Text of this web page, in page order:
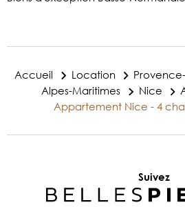
Accueil Location
Alpes-Maritimes
Nice
Appartement Nice - 4
Suivez